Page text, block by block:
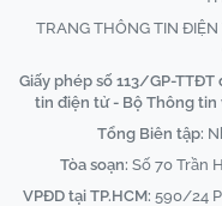
TRANG THÔNG TIN
Giấy phép số 113/GP-
tin điện tử - Bộ Thông
Tổng Biên tập:
Tòa soạn: Số 70 Trần
VPĐD tại TP.HCM: 590/24